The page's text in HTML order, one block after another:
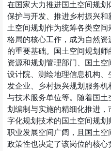
在国家大力推进国土空间规
保护与开发、推进乡村振兴
土空间规划作为统筹各类空
格局的核心工作，成为自然
的重要基础。国土空间规划
资源和规划管理部门、国土
设计院、测绘地理信息机构
发企业、乡村振兴规划服务
与技术服务单位等。随着国
划编制与实施的精细化推进
字化规划技术的国土空间规
职业发展空间广阔，且国土
政策性也决定了该岗位的核心